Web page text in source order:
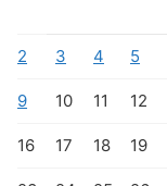
2 3 4 5
9 10 11 12
16 17 18 19